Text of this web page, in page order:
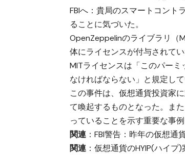
FBIへ：貴局のスマートコント
ることに気づいた。
OpenZeppelinのライブラリ（
体にライセンスが付与されてい
MITライセンスは「このパー
なければならない」と規定し
この事件は、仮想通貨投資家
て喚起するものとなった。ま
っていることを示す重要な事例
関連 ：FBI警告：昨年の仮想通
関連 ：仮想通貨のHYIP(ハイプ